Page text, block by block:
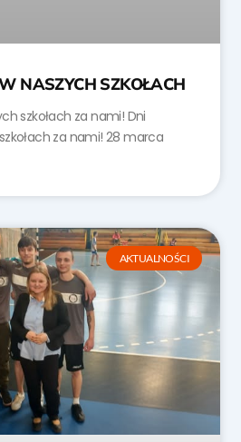
NASZYCH SZKOŁACH
szkołach za nami! Dni
za nami! 28 marca
AKTUALNOŚCI